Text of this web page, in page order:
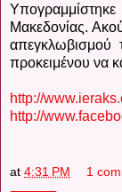
Μακεδονίας.
προκειμένου να
http://
http://
at 4:31 PM 1